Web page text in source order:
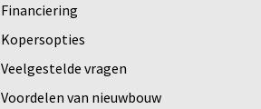
Financiering
Kopersopties
Veelgestelde vragen
Voordelen van nieuwbouw